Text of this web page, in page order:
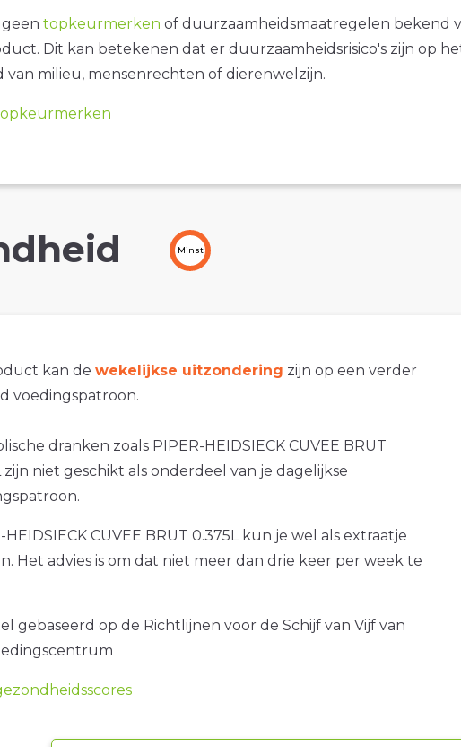
geen topkeurmerken of duurzaamheidsmaatregelen bekend
Dit kan betekenen dat er duurzaamheidsrisico's zijn op
van milieu, mensenrechten of dierenwelzijn.
Minst
kan de wekelijkse uitzondering zijn op een verder
voedingspatroon.
dranken zoals PIPER-HEIDSIECK CUVEE BRUT
zijn niet geschikt als onderdeel van je dagelijkse
HEIDSIECK CUVEE BRUT 0.375L kun je wel als extraatje
Het advies is om dat niet meer dan drie keer per week te
gebaseerd op de Richtlijnen voor de Schijf van Vijf van